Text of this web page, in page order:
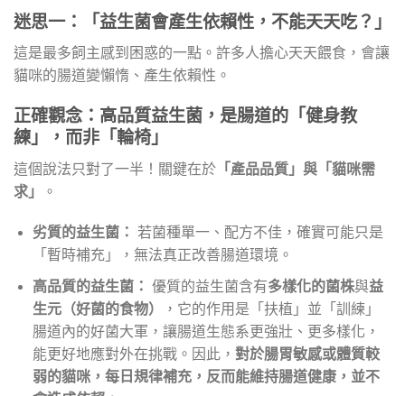
迷思一：「益生菌會產生依賴性，不能天天吃？」
這是最多飼主感到困惑的一點。許多人擔心天天餵食，會讓
貓咪的腸道變懶惰、產生依賴性。
正確觀念：高品質益生菌，是腸道的「健身教
練」，而非「輪椅」
這個說法只對了一半！關鍵在於 「產品品質」 與 「貓咪需
求」
。
劣質的益生菌： 若菌種單一、配方不佳，確實可能只是
「暫時補充」，無法真正改善腸道環境。
高品質的益生菌： 優質的益生菌含有多樣化的菌株與益
生元（好菌的食物）
，它的作用是「扶植」並「訓練」
腸道內的好菌大軍，讓腸道生態系更強壯、更多樣化，
能更好地應對外在挑戰。因此， 對於腸胃敏感或體質較
弱的貓咪，每日規律補充，反而能維持腸道健康，並不